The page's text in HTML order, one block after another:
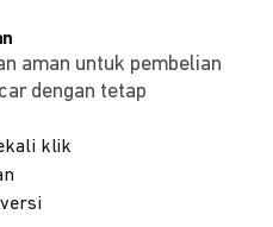
aman untuk pembelian
dengan tetap
klik